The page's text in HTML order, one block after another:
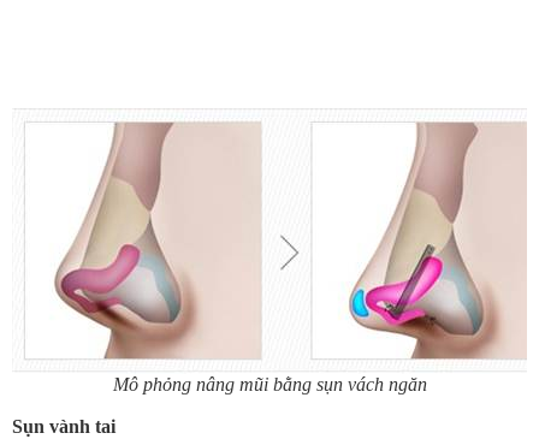
Mô phỏng nâng mũi bằng sụn vách ngăn
Sụn vành tai